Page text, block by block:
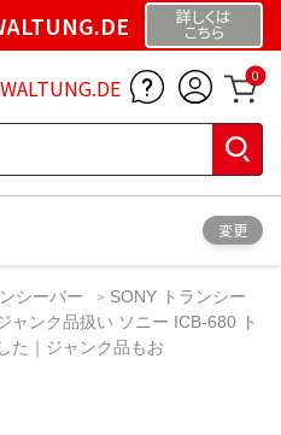
詳しくは
こちら
0
変更
シーバー
SONY トランシー
ンク品扱い ソニー ICB-680 ト
た｜ジャンク品もお